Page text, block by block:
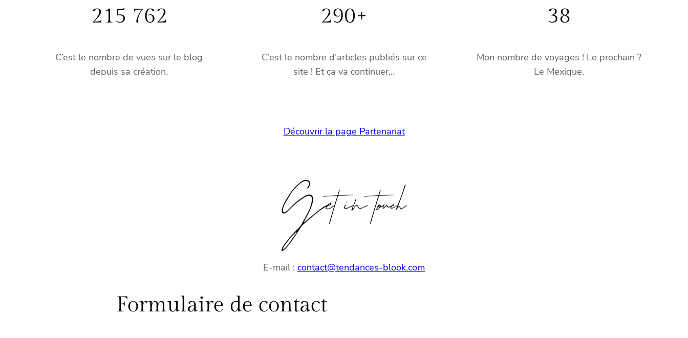
215 762
C’est le nombre de vues sur le blog
depuis sa création.
290+
C’est le nombre d’articles publiés sur ce
site ! Et ça va continuer…
38
Mon nombre de voyages ! Le prochain ?
Le Mexique.
Découvrir la page Partenariat
E-mail : contact@tendances-blook.com
Formulaire de contact